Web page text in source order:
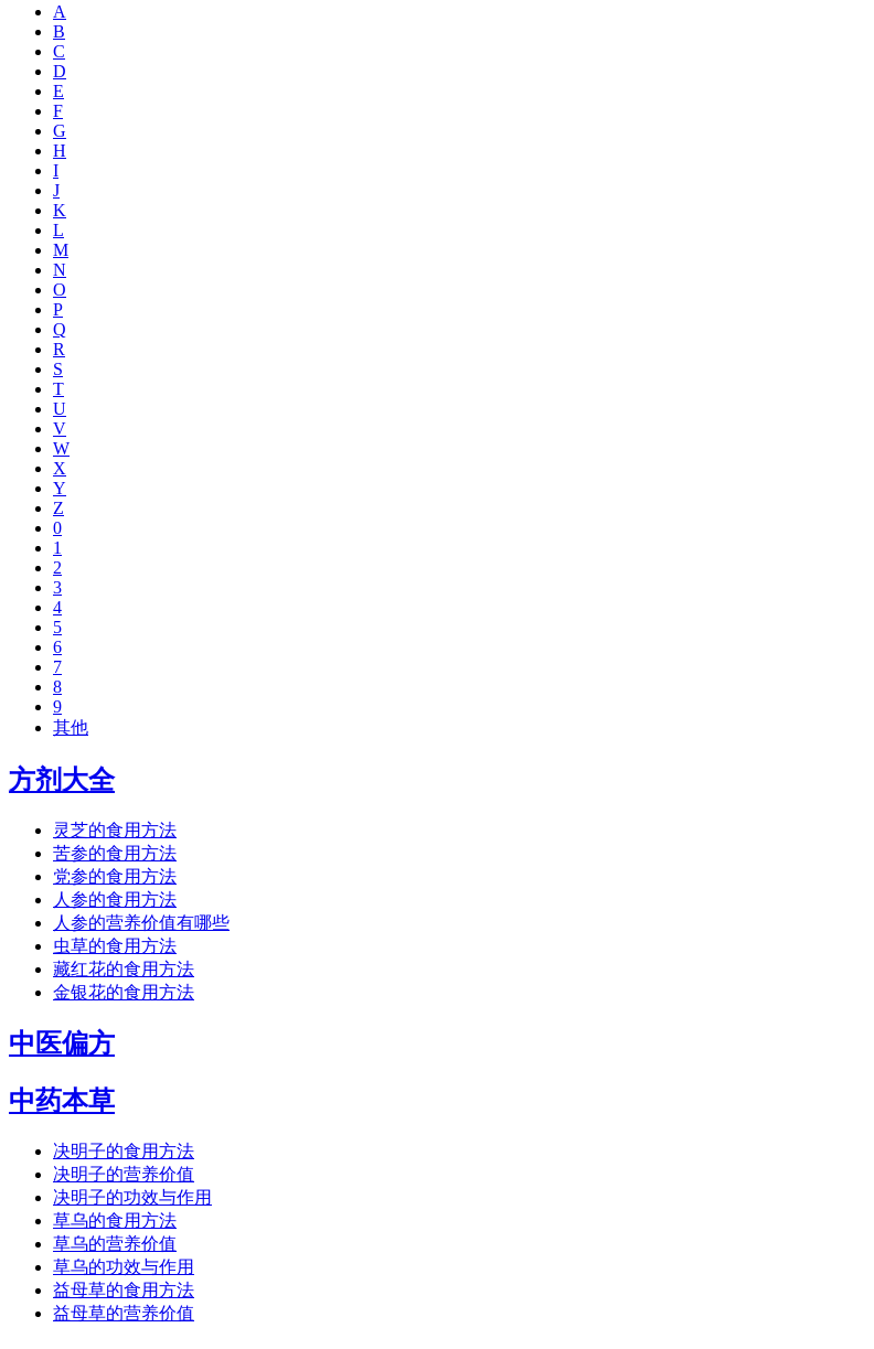
A
B
C
D
E
F
G
H
I
J
K
L
M
N
O
P
Q
R
S
T
U
V
W
X
Y
Z
0
1
2
3
4
5
6
7
8
9
其他
方剂大全
灵芝的食用方法
苦参的食用方法
党参的食用方法
人参的食用方法
人参的营养价值有哪些
虫草的食用方法
藏红花的食用方法
金银花的食用方法
中医偏方
中药本草
决明子的食用方法
决明子的营养价值
决明子的功效与作用
草乌的食用方法
草乌的营养价值
草乌的功效与作用
益母草的食用方法
益母草的营养价值